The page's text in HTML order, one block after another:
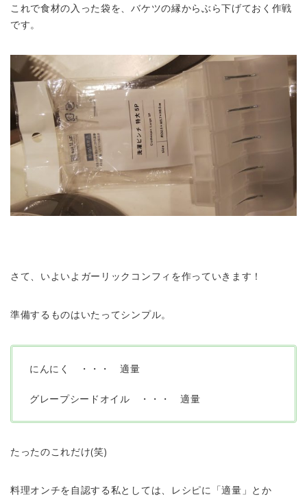
これで食材の入った袋を、バケツの縁からぶら下げておく作戦
です。
さて、いよいよガーリックコンフィを作っていきます！
準備するものはいたってシンプル。
にんにく ・・・ 適量
グレープシードオイル ・・・ 適量
たったのこれだけ(笑)
料理オンチを自認する私としては、レシピに「適量」とか